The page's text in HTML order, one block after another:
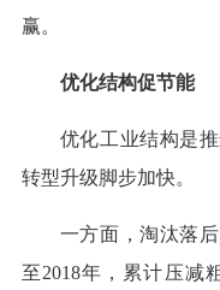
赢。
优化结构促节能
优化工业结构是
转型升级脚步加快。
一方面，淘汰落
至2018年，累计压减